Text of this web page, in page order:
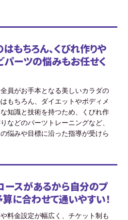
もちろん、くびれ作りや
パーツの悩みもお任せく
全員がお手本となる美しいカラダの
もちろん、ダイエットやボディメ
知識と技術を持つため、くびれ作
などのパーツトレーニングなど、
悩みや目標に沿った指導が受けら
ースがあるから自分のプ
に合わせて通いやすい！
料金設定が幅広く、チケット制も